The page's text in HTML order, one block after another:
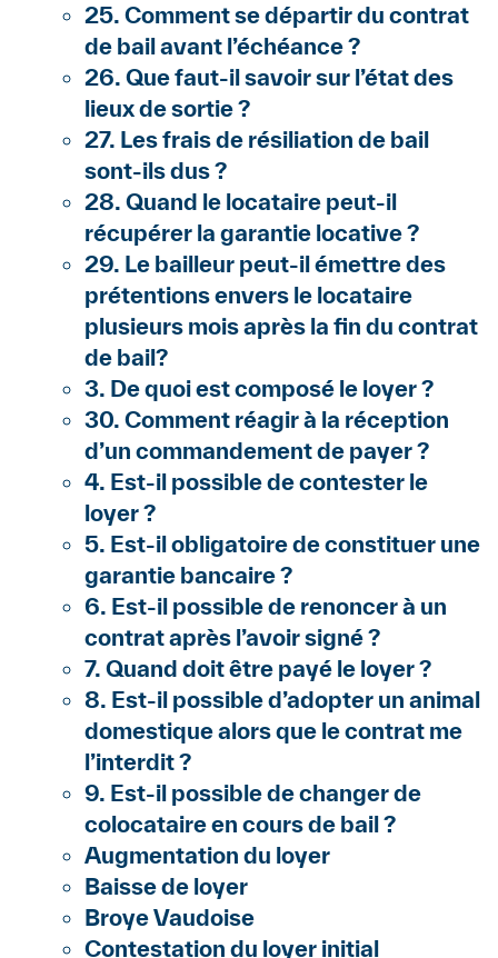
25. Comment se départir du contrat
de bail avant l’échéance ?
26. Que faut-il savoir sur l’état des
lieux de sortie ?
27. Les frais de résiliation de bail
sont-ils dus ?
28. Quand le locataire peut-il
récupérer la garantie locative ?
29. Le bailleur peut-il émettre des
prétentions envers le locataire
plusieurs mois après la fin du contrat
de bail?
3. De quoi est composé le loyer ?
30. Comment réagir à la réception
d’un commandement de payer ?
4. Est-il possible de contester le
loyer ?
5. Est-il obligatoire de constituer une
garantie bancaire ?
6. Est-il possible de renoncer à un
contrat après l’avoir signé ?
7. Quand doit être payé le loyer ?
8. Est-il possible d’adopter un animal
domestique alors que le contrat me
l’interdit ?
9. Est-il possible de changer de
colocataire en cours de bail ?
Augmentation du loyer
Baisse de loyer
Broye Vaudoise
Contestation du loyer initial